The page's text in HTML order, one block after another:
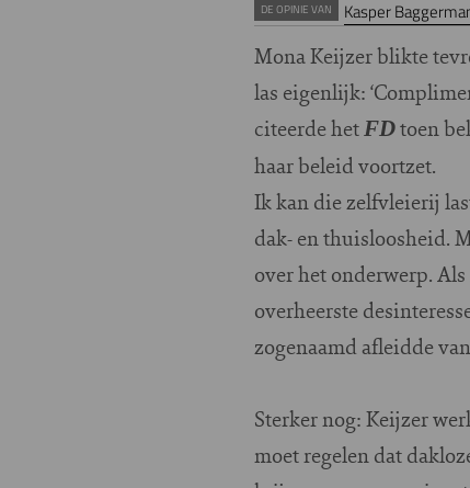
DE OPINIE VAN Kasper
Mona Keijzer blikte
las eigenlijk:
citeerde het FDtoen
haar beleid voortzet.
Ik kan die zelfvleierij
dak- en thuisloosheid.
over het onderwerp.
overheerste
zogenaamd afleidde
Sterker nog: Keijzer
moet regelen dat